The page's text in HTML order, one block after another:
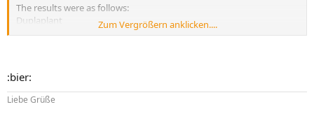
The results were as follows:
Duplaplant
Fe: 13.2 mg/L
Duplaplant24
Fe: 0.455 mg/L
K: 0.042 mg/L
Zum Vergrößern anklicken....
:bier:
Liebe Grüße